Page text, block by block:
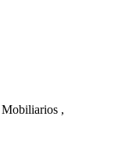
Mobiliarios ,